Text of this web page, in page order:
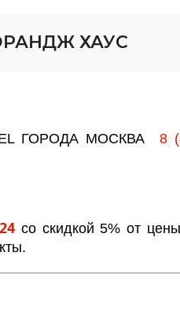
ОРАНДЖ ХАУС
ГОРОДА МОСКВА 8
со скидкой 5% от